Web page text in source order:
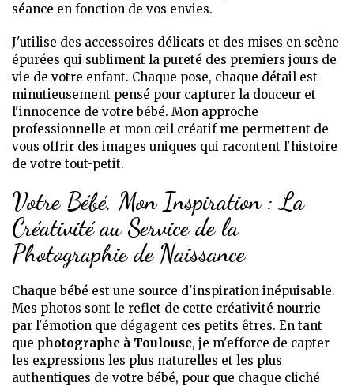
séance en fonction de vos envies.
J'utilise des accessoires délicats et des mises en scène
épurées qui subliment la pureté des premiers jours de
vie de votre enfant. Chaque pose, chaque détail est
minutieusement pensé pour capturer la douceur et
l'innocence de votre bébé. Mon approche
professionnelle et mon œil créatif me permettent de
vous offrir des images uniques qui racontent l'histoire
de votre tout-petit.
Votre Bébé, Mon Inspiration : La
Créativité au Service de la
Photographie de Naissance
Chaque bébé est une source d'inspiration inépuisable.
Mes photos sont le reflet de cette créativité nourrie
par l'émotion que dégagent ces petits êtres. En tant
que photographe à Toulouse, je m'efforce de capter
les expressions les plus naturelles et les plus
authentiques de votre bébé, pour que chaque cliché